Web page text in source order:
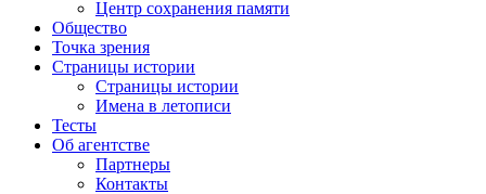
Центр сохранения памяти
Общество
Точка зрения
Страницы истории
Страницы истории
Имена в летописи
Тесты
Об агентстве
Партнеры
Контакты